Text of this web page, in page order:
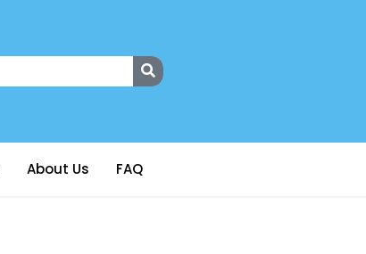
About Us FAQ